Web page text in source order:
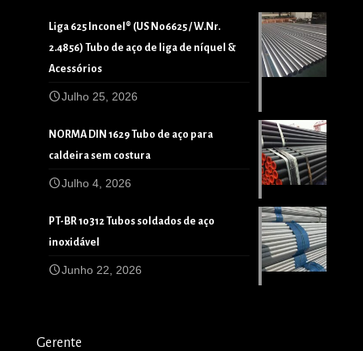
Liga 625 Inconel® (US N06625 / W.Nr.
2.4856) Tubo de aço de liga de níquel &
Acessórios
Julho 25, 2026
NORMA DIN 1629 Tubo de aço para
caldeira sem costura
Julho 4, 2026
PT-BR 10312 Tubos soldados de aço
inoxidável
Junho 22, 2026
Gerente